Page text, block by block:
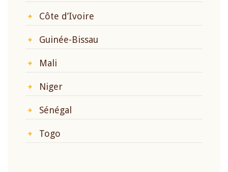
Côte d’Ivoire
Guinée-Bissau
Mali
Niger
Sénégal
Togo